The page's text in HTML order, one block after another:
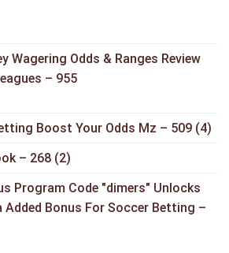
Wagering Odds & Ranges Review
– 955
Boost Your Odds Mz – 509 (4)
– 268 (2)
Program Code "dimers" Unlocks
Added Bonus For Soccer Betting –